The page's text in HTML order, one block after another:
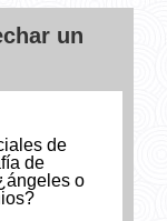
un
de
de
o